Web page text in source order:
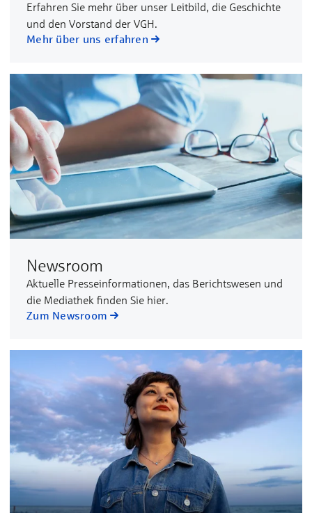
Erfahren Sie mehr über unser Leitbild, die Geschichte
und den Vorstand der VGH.
Mehr über uns erfahren
Newsroom
Aktuelle Presseinformationen, das Berichtswesen und
die Mediathek finden Sie hier.
Zum Newsroom